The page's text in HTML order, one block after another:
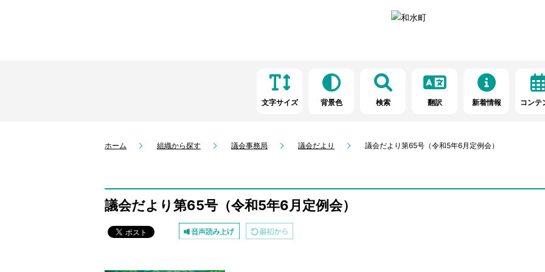
文字サイズ 背景色 検索 翻訳 新着情報 コンテ
ホーム 組織から探す 議会事務局 議会だより 議会だより第65号（令和5年6月定例会）
議会だより第65号（令和5年6月定例会）